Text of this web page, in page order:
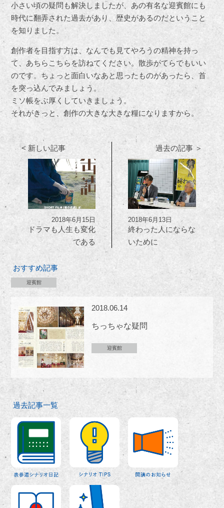
小さい頃の疑問も解決しましたが、あの有名な迎賓館にも
時代に翻弄された過去があり、歴史があるのだということ
を知りました。
創作者を目指す方は、なんでも見てやろうの精神を持っ
て、あちらこちらを訪ねてください。散歩がてらでもいい
のです。ちょっと面白いなあと思ったものがあったら、首
を突っ込んでみましょう。
ミソ帳をぶ厚くしていきましょう。
それがきっと、創作の大きな大きな糧になりますから。
< 新しい記事
2018年6月15日
ドラマも人生も変化
である
過去の記事 ＞
2018年6月13日
終わった人にならな
いために
おすすめ記事
迎賓館
2018.06.14
ちっちゃな疑問
迎賓館
過去記事一覧